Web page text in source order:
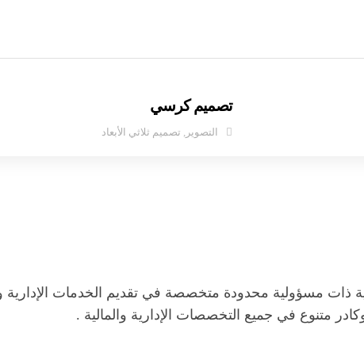
تصميم كرسي
التصوير , تصميم ثلاثي الأبعاد
مسؤولية محدودة متخصصة في تقديم الخدمات الإدارية